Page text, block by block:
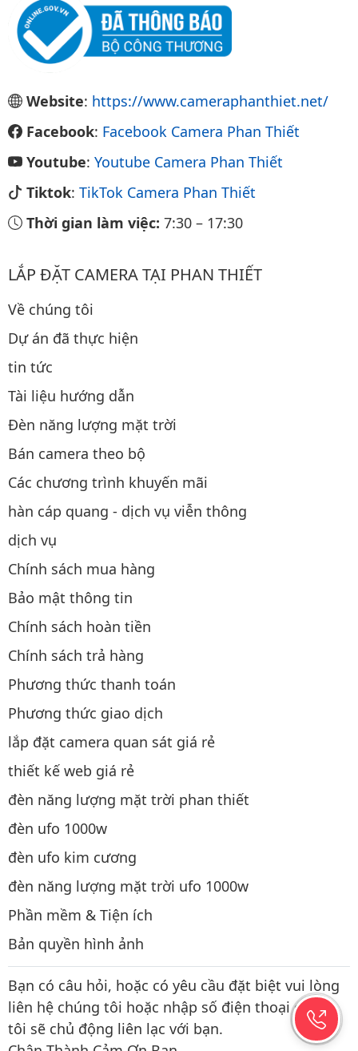
Website: https://www.cameraphanthiet.net/
Facebook: Facebook Camera Phan Thiết
Youtube: Youtube Camera Phan Thiết
Tiktok: TikTok Camera Phan Thiết
Thời gian làm việc: 7:30 – 17:30
LẮP ĐẶT CAMERA TẠI PHAN THIẾT
Về chúng tôi
Dự án đã thực hiện
tin tức
Tài liệu hướng dẫn
Đèn năng lượng mặt trời
Bán camera theo bộ
Các chương trình khuyến mãi
hàn cáp quang - dịch vụ viễn thông
dịch vụ
Chính sách mua hàng
Bảo mật thông tin
Chính sách hoàn tiền
Chính sách trả hàng
Phương thức thanh toán
Phương thức giao dịch
lắp đặt camera quan sát giá rẻ
thiết kế web giá rẻ
đèn năng lượng mặt trời phan thiết
đèn ufo 1000w
đèn ufo kim cương
đèn năng lượng mặt trời ufo 1000w
Phần mềm & Tiện ích
Bản quyền hình ảnh
Bạn có câu hỏi, hoặc có yêu cầu đặt biệt vui lòng
liên hệ chúng tôi hoặc nhập số điện thoại chúng
tôi sẽ chủ động liên lạc với bạn.